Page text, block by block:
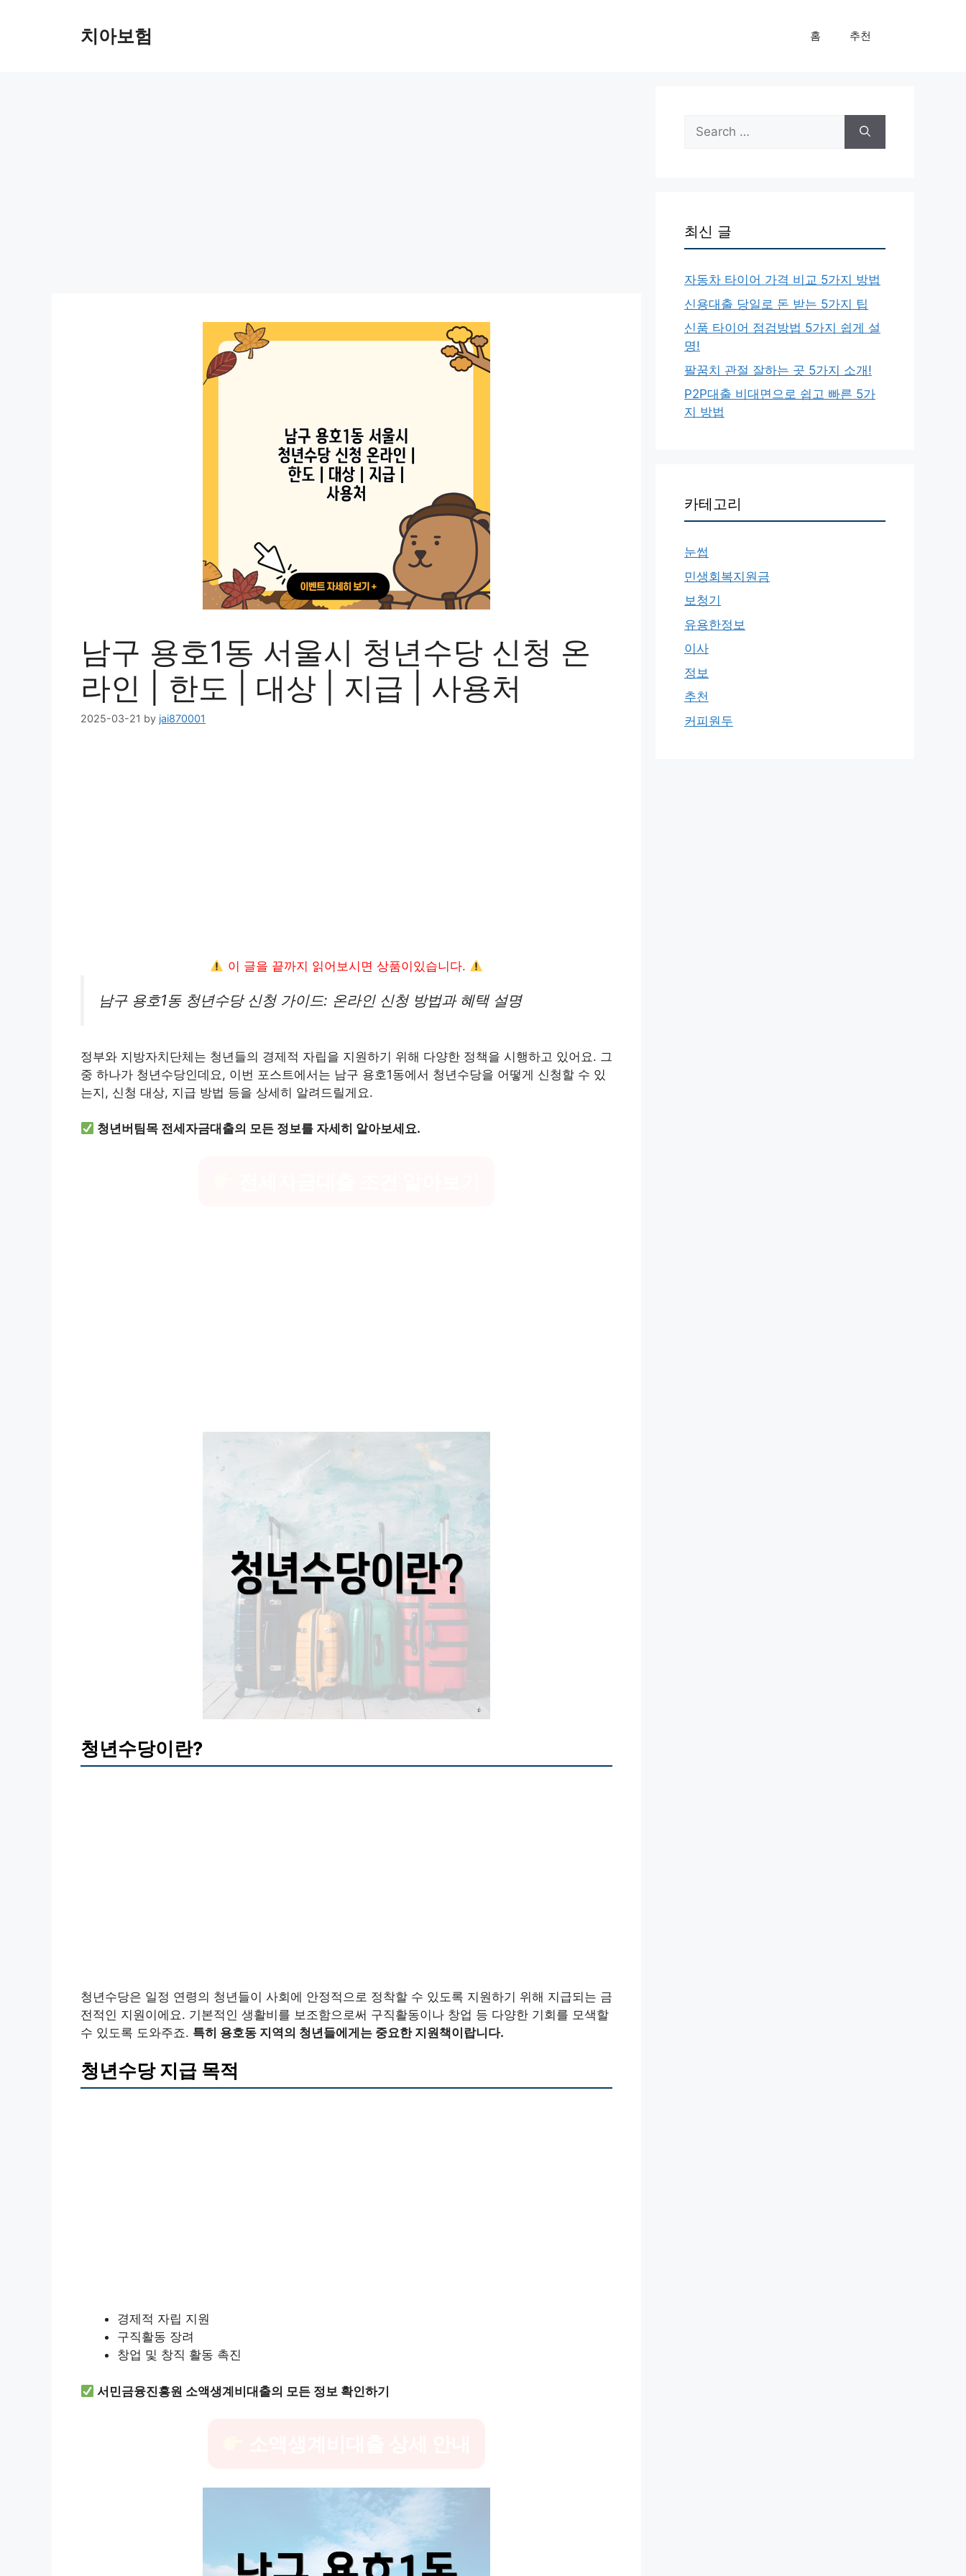
치아보험 홈 추천
남구 용호1동 서울시 청년수당 신청 온
라인 | 한도 | 대상 | 지급 | 사용처
2025-03-21 by jai870001
이 글을 끝까지 읽어보시면 상품이있습니다.
남구 용호1동 청년수당 신청 가이드: 온라인 신청 방법과 혜택 설명
정부와 지방자치단체는 청년들의 경제적 자립을 지원하기 위해 다양한 정책을 시행하고 있어요. 그
중 하나가 청년수당인데요, 이번 포스트에서는 남구 용호1동에서 청년수당을 어떻게 신청할 수 있
는지, 신청 대상, 지급 방법 등을 상세히 알려드릴게요.
청년버팀목 전세자금대출의 모든 정보를 자세히 알아보세요.
청년수당이란?
청년수당은 일정 연령의 청년들이 사회에 안정적으로 정착할 수 있도록 지원하기 위해 지급되는 금
전적인 지원이에요. 기본적인 생활비를 보조함으로써 구직활동이나 창업 등 다양한 기회를 모색할
수 있도록 도와주죠. 특히 용호동 지역의 청년들에게는 중요한 지원책이랍니다.
청년수당 지급 목적
경제적 자립 지원
구직활동 장려
창업 및 창직 활동 촉진
서민금융진흥원 소액생계비대출의 모든 정보 확인하기
Search
for:
최신 글
자동차 타이어 가격 비교 5가지 방법
신용대출 당일로 돈 받는 5가지 팁
신품 타이어 점검방법 5가지 쉽게 설
명!
팔꿈치 관절 잘하는 곳 5가지 소개!
P2P대출 비대면으로 쉽고 빠른 5가
지 방법
카테고리
눈썹
민생회복지원금
보청기
유용한정보
이사
정보
추천
커피원두